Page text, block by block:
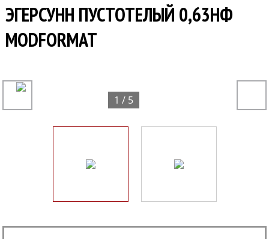
ЭГЕРСУНН ПУСТОТЕЛЫЙ 0,63НФ
MODFORMAT
1 / 5